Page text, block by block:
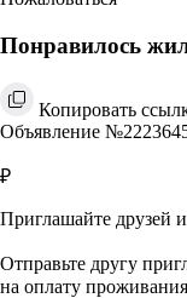
Понравилось
Копировать
Объявление
₽
Приглашайте друзей
Отправьте другу
на оплату